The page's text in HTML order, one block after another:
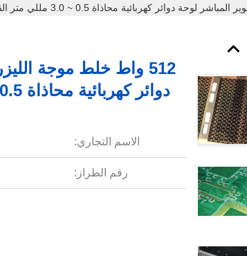
512 واط خلط موجة
دوائر كهربائية محاذاة 0.5 ~ 3.0 مللي متر القطر
الاسم التجاري:
رقم الطراز: